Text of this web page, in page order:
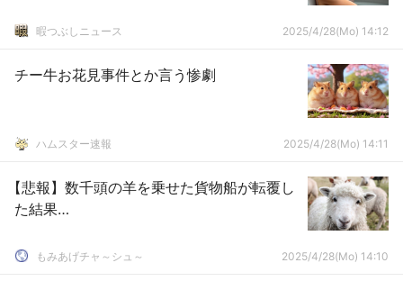
暇つぶしニュース 2025/4/28(Mo) 14:12
チー牛お花見事件とか言う惨劇
ハムスター速報 2025/4/28(Mo) 14:11
【悲報】数千頭の羊を乗せた貨物船が転覆し
た結果…
もみあげチャ～シュ～ 2025/4/28(Mo) 14:10